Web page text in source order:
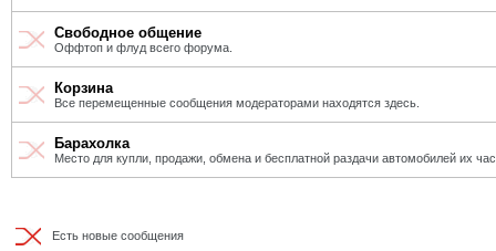
Свободное общение
Оффтоп и флуд всего форума.
Корзина
Все перемещенные сообщения модераторами находятся здесь.
Барахолка
Место для купли, продажи, обмена и бесплатной раздачи автомобилей их
Есть новые сообщения